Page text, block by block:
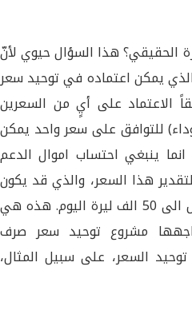
الحقيقي؟ هذا السؤال حيوي لأنّ
يمكن اعتماده في توحيد سعر
الاعتماد على أيٍ من السعرين
للتوافق على سعر واحد يمكن
انما ينبغي احتساب اموال الدعم
هذا السعر، والذي قد يكون
تجاوز الـ40 الف ليرة، وربما وصل الى 50 الف ليرة اليوم. هذه هي
مشروع توحيد سعر صرف
السعر، على سبيل المثال،